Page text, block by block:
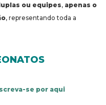
ou equipes, apenas o
, representando toda a
se por aqui